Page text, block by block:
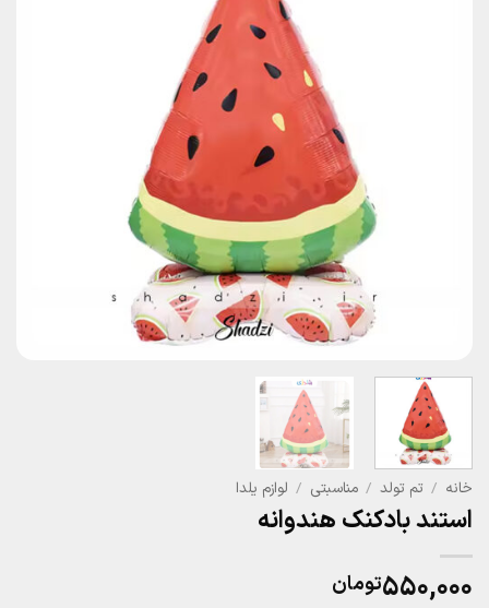
خانه / تم تولد / مناسبتی / لوازم یلدا
استند بادکنک هندوانه
۵۵۰,۰۰۰تومان